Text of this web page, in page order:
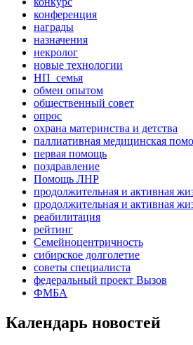
конференция
награды
назначения
некролог
новые технологии
НП_семья
обмен опытом
общественный совет
опрос
охрана материнства и детства
паллиативная медицинская
первая помощь
поздравление
Помощь ЛНР
продолжительная и активная
продолжительная и активная
реабилитация
рейтинг
Семейноцентричность
сибирское долголетие
советы специалиста
федеральный проект Вызов
ФМБА
Календарь новостей